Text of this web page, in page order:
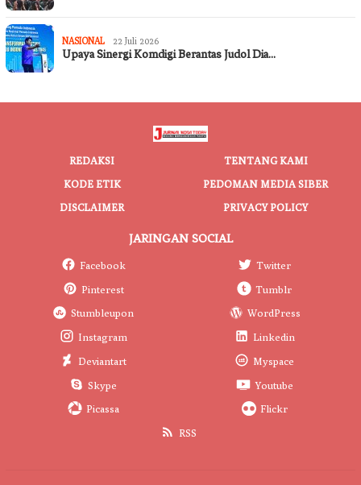
NASIONAL 22 Juli 2026
Upaya Sinergi Komdigi Berantas Judol Dia…
REDAKSI
TENTANG KAMI
KODE ETIK
PEDOMAN MEDIA SIBER
DISCLAIMER
PRIVACY POLICY
JARINGAN SOCIAL
Facebook
Twitter
Pinterest
Tumblr
Stumbleupon
WordPress
Instagram
Linkedin
Deviantart
Myspace
Skype
Youtube
Picassa
Flickr
RSS